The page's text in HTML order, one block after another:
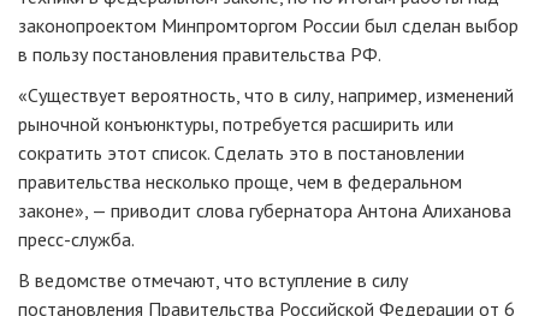
законопроектом Минпромторгом России был сделан выбор
в пользу постановления правительства РФ.
«Существует вероятность, что в силу, например, изменений
рыночной конъюнктуры, потребуется расширить или
сократить этот список. Сделать это в постановлении
правительства несколько проще, чем в федеральном
законе», — приводит слова губернатора Антона Алиханова
пресс-служба.
В ведомстве отмечают, что вступление в силу
постановления Правительства Российской Федерации от 6